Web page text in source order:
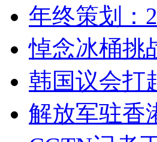
年终策划：
悼念冰桶挑
韩国议会打
解放军驻香